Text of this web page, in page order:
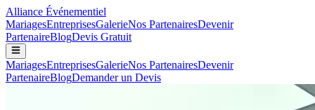
Alliance Événementiel
MariagesEntreprisesGalerieNos PartenairesDevenir
PartenaireBlogDevis Gratuit
MariagesEntreprisesGalerieNos PartenairesDevenir
PartenaireBlogDemander un Devis